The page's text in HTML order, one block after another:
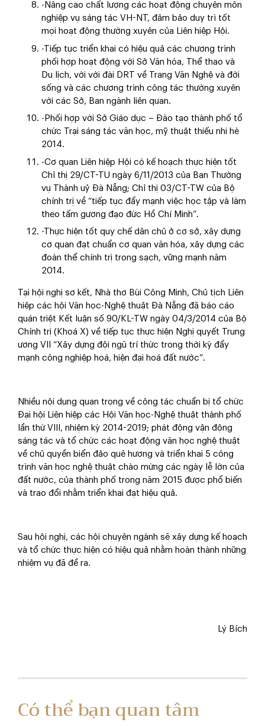
-Nâng cao chất lượng các hoạt động chuyên môn
nghiệp vụ sáng tác VH-NT, đảm bảo duy trì tốt
mọi hoạt động thường xuyên của Liên hiệp Hội.
-Tiếp tục triển khai có hiệu quả các chương trình
phối hợp hoạt động với Sở Văn hóa, Thể thao và
Du lịch, với với đài DRT về Trang Văn Nghệ và đời
sống và các chương trình công tác thường xuyên
với các Sở, Ban ngành liên quan.
-Phối hợp với Sở Giáo dục – Đào tạo thành phố tổ
chức Trại sáng tác văn học, mỹ thuật thiếu nhi hè
2014.
-Cơ quan Liên hiệp Hội có kế hoạch thực hiện tốt
Chỉ thị 29/CT-TU ngày 6/11/2013 của Ban Thường
vụ Thành uỷ Đà Nẵng; Chỉ thị 03/CT-TW của Bộ
chính trị về “tiếp tục đẩy mạnh việc học tập và làm
theo tấm gương đạo đức Hồ Chí Minh”.
-Thực hiện tốt quy chế dân chủ ở cơ sở, xây dựng
cơ quan đạt chuẩn cơ quan văn hóa, xây dựng các
đoàn thể chính trị trong sạch, vững mạnh năm
2014.
Tại hội nghị sơ kết, Nhà thơ Bùi Công Minh, Chủ tịch Liên
hiệp các hội Văn học-Nghệ thuật Đà Nẵng đã báo cáo
quán triệt Kết luận số 90/KL-TW ngày 04/3/2014 của Bộ
Chính trị (Khoá X) về tiếp tục thực hiện Nghị quyết Trung
ương VII “Xây dựng đội ngũ trí thức trong thời kỳ đẩy
mạnh công nghiệp hoá, hiện đại hoá đất nước”.
Nhiều nội dung quan trọng về công tác chuẩn bị tổ chức
Đại hội Liên hiệp các Hội Văn học-Nghệ thuật thành phố
lần thứ VIII, nhiệm kỳ 2014-2019; phát động vận động
sáng tác và tổ chức các hoạt động văn học nghệ thuật
về chủ quyền biển đảo quê hương và triển khai 5 công
trình văn học nghệ thuật chào mừng các ngày lễ lớn của
đất nước, của thành phố trong năm 2015 được phổ biến
và trao đổi nhằm triển khai đạt hiệu quả.
Sau hội nghị, các hội chuyên ngành sẽ xây dựng kế hoạch
và tổ chức thực hiện có hiệu quả nhằm hoàn thành những
nhiệm vụ đã đề ra.
Lý Bích
Có thể bạn quan tâm